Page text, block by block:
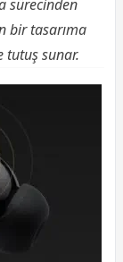
sürecinden
bir tasarıma
tutuş sunar.